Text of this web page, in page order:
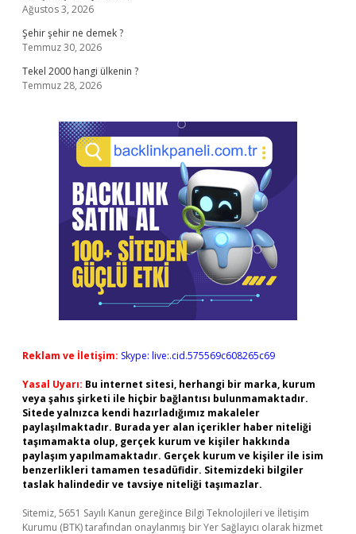
Ağustos 3, 2026
Şehir şehir ne demek ?
Temmuz 30, 2026
Tekel 2000 hangi ülkenin ?
Temmuz 28, 2026
Reklam ve İletişim: Skype: live:.cid.575569c608265c69
Yasal Uyarı: Bu internet sitesi, herhangi bir marka, kurum
veya şahıs şirketi ile hiçbir bağlantısı bulunmamaktadır.
Sitede yalnızca kendi hazırladığımız makaleler
paylaşılmaktadır. Burada yer alan içerikler haber niteliği
taşımamakta olup, gerçek kurum ve kişiler hakkında
paylaşım yapılmamaktadır. Gerçek kurum ve kişiler ile isim
benzerlikleri tamamen tesadüfidir. Sitemizdeki bilgiler
taslak halindedir ve tavsiye niteliği taşımazlar.
Sitemiz, 5651 Sayılı Kanun gereğince Bilgi Teknolojileri ve İletişim
Kurumu (BTK) tarafından onaylanmış bir Yer Sağlayıcı olarak hizmet